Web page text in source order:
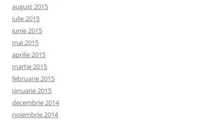
august 2015
iulie 2015
iunie 2015
mai 2015
aprilie 2015
martie 2015
februarie 2015
ianuarie 2015
decembrie 2014
noiembrie 2014